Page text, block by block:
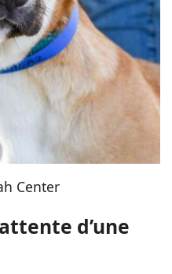
Center
d’une